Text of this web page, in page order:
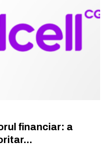
financiar: a